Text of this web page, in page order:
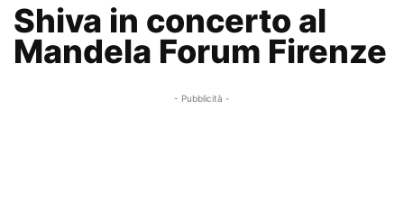
Shiva in concerto al
Mandela Forum Firenze
- Pubblicità -